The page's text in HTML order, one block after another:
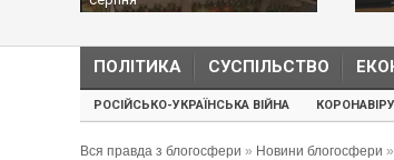
ПОЛІТИКА СУСПІЛЬСТВО
РОСІЙСЬКО-УКРАЇНСЬКА ВІЙНА
Вся правда з блогосфери » Новини блогосфери »